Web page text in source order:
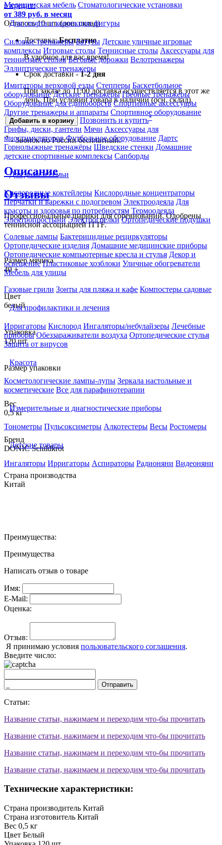
Медицинская мебель Стоматологические установки
Для спорта и коррекции фигуры
Силовые тренажеры Батуты Детские уличные игровые
комплексы Игровые столы Теннисные столы Аксессуары для
теннисных столов Беговые дорожки Велотренажеры
Эллиптические тренажеры
Имитаторы верховой езды Степперы Баскетбольное
оборудование Детские тренажеры Гребные тренажеры
Оборудование для единоборств Спортивные аксессуары
Другие тренажеры и аппараты Спортивное оборудование
Грифы, диски, гантели Мячи Аксессуары для
миостимуляторов Футбольное оборудование Дартс
Горнолыжные тренажёры Шведские стенки Домашние
детские спортивные комплексы Сапборды
Для дома и семьи
Кислородные коктейлеры Кислородные концентраторы
Перчатки и варежки с подогревом Электроодеяла Для
красоты и здоровья по потребностям Термоодеяла
Электропростыни Электрогрелки Ортопедические подушки
Солевые лампы Бактерицидные рециркуляторы
Ортопедические изделия Домашние медицинские приборы
Ортопедические компьютерные кресла и стулья Декор и
освещение Пластиковые хозблоки Уличные обогреватели
Мебель для улицы
Газовые грили Зонты для пляжа и кафе Компостеры садовые
Для профилактики и лечения
Ирригаторы Кислород Ингаляторы/небулайзеры Лечебные
приборы Обеззараживатели воздуха Ортопедические стулья
Защита от вирусов
Красота
Косметологические лампы-лупы Зеркала настольные и
косметические Все для парафинотерапии
Измерительные и диагностические приборы
Тонометры Пульсоксиметры Алкотестеры Весы Ростомеры
Детские товары
Ингаляторы Ирригаторы Аспираторы Радионяни Видеоняни
в кредит:
от 389 руб. в месяц
Осталось 10 шт. (доп. склад)
Доставка:Бесплатно
В удобное для вас время!
Срок доставки -1-2 дня
При заказе до 11:00 доставка осуществляется в этот же
день. При условии товара в наличии (осн. склад).
Добавить в корзину Позвонить и купить*
*- Звонок по России бесплатный.
Описание
Отзывы
Профессиональные шарики для соревнований. Одобрены
теннисной ассоциацией ITTF.
Размер мячика
40 +
Цвет
белый
Упаковка
120 шт
Размер упаковки
Вес
0,5 кг
Бренд
DONIC Schildkrot
Страна производства
Китай
Преимущества:
Преимущества
Написать отзыв о товаре
Имя:
E-Mail:
Оценка:
Отзыв:
Я принимаю условия пользовательского соглашения.
Введите число:
Отправить
Статьи:
Название статьи, нажимаем и переходим что-бы прочитать
Название статьи, нажимаем и переходим что-бы прочитать
Название статьи, нажимаем и переходим что-бы прочитать
Название статьи, нажимаем и переходим что-бы прочитать
Технические характеристики:
Страна производитель Китай
Страна изготовитель Китай
Вес 0,5 кг
Цвет Белый